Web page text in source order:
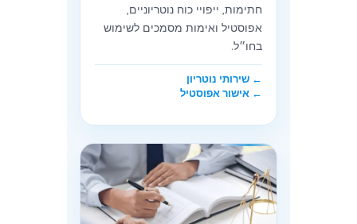
חתימות, ייפויי כוח נוטריוניים,
אפוסטיל ואימות מסמכים לשימוש
בחו״ל.
← שירותי נוטריון
← אישור אפוסטיל